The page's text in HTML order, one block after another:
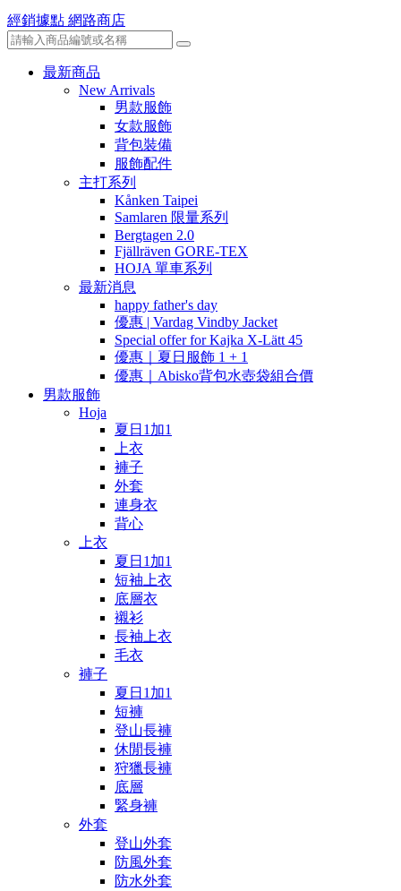
經銷據點 網路商店
最新商品
New Arrivals
男款服飾
女款服飾
背包裝備
服飾配件
主打系列
Kånken Taipei
Samlaren 限量系列
Bergtagen 2.0
Fjällräven GORE-TEX
HOJA 單車系列
最新消息
happy father's day
優惠 | Vardag Vindby Jacket
Special offer for Kajka X-Lätt 45
優惠｜夏日服飾 1 + 1
優惠｜Abisko背包水壺袋組合價
男款服飾
Hoja
夏日1加1
上衣
褲子
外套
連身衣
背心
上衣
夏日1加1
短袖上衣
底層衣
襯衫
長袖上衣
毛衣
褲子
夏日1加1
短褲
登山長褲
休閒長褲
狩獵長褲
底層
緊身褲
外套
登山外套
防風外套
防水外套